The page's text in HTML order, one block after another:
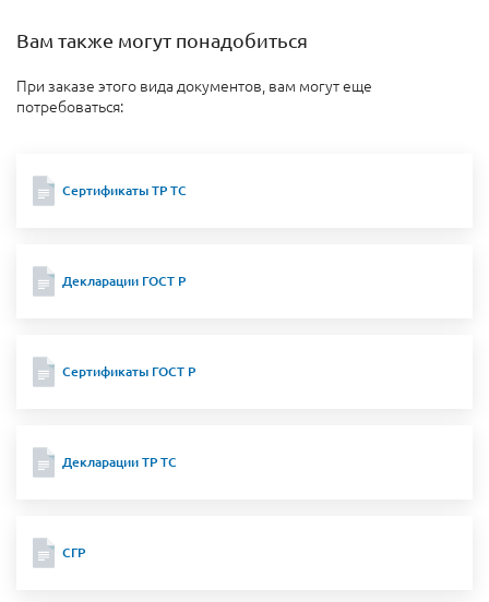
Вам также могут понадобиться
При заказе этого вида документов, вам могут еще
потребоваться:
Сертификаты ТР ТС
Декларации ГОСТ Р
Сертификаты ГОСТ Р
Декларации ТР ТС
СГР